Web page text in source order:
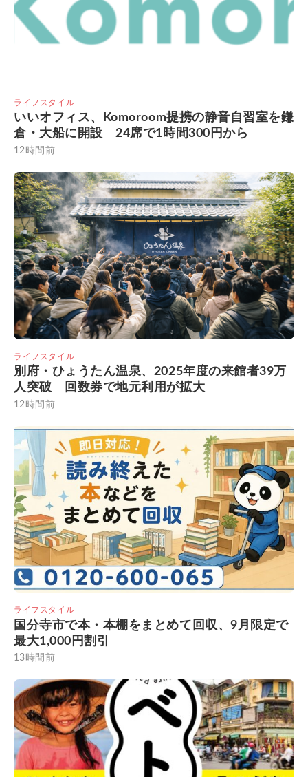
ライフスタイル
いいオフィス、Komoroom提携の静音自習室を鎌
倉・大船に開設 24席で1時間300円から
12時間前
ライフスタイル
別府・ひょうたん温泉、2025年度の来館者39万
人突破 回数券で地元利用が拡大
12時間前
ライフスタイル
国分寺市で本・本棚をまとめて回収、9月限定で
最大1,000円割引
13時間前